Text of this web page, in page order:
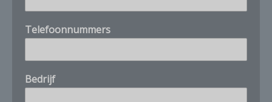
e
f
o
n
u
Telefoonnummers
Bedrijf